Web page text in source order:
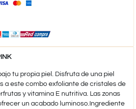
tu propia piel. Disfruta de una piel
a este combo exfoliante de cristales de
y vitamina E nutritiva. Las zonas
un acabado luminoso.Ingrediente